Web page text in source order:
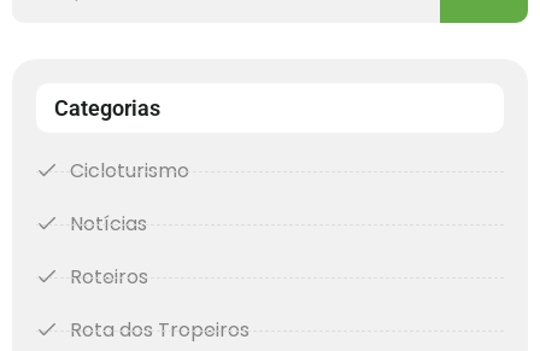
Categorias
Cicloturismo
Notícias
Roteiros
Rota dos Tropeiros